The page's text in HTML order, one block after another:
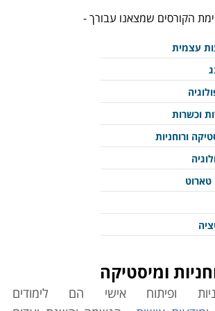
הקורסים שמצאנו עבורך -
עצמית
וכשרות
ורוחניות
טארוט
ומיסטיקה
ופיתוח אישי הם לימודים